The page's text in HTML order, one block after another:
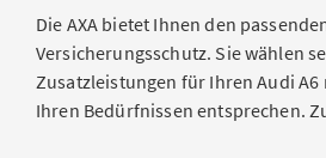
Die AXA bietet Ihnen den
Versicherungsschutz. Sie wählen
Zusatzleistungen für Ihren Audi
Ihren Bedürfnissen entsprechen.